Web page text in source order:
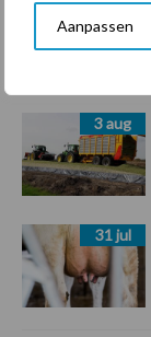
Aanpassen
3 aug
31 jul